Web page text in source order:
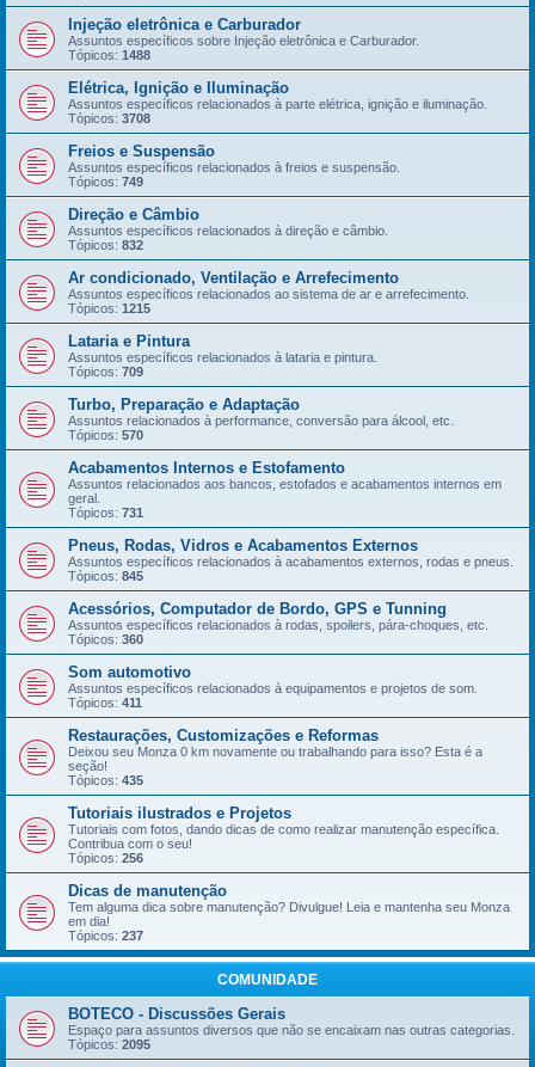
Injeção eletrônica e Carburador
Assuntos específicos sobre Injeção eletrônica e Carburador.
Tópicos: 1488
Elétrica, Ignição e Iluminação
Assuntos específicos relacionados à parte elétrica, ignição e iluminação.
Tópicos: 3708
Freios e Suspensão
Assuntos específicos relacionados à freios e suspensão.
Tópicos: 749
Direção e Câmbio
Assuntos específicos relacionados à direção e câmbio.
Tópicos: 832
Ar condicionado, Ventilação e Arrefecimento
Assuntos específicos relacionados ao sistema de ar e arrefecimento.
Tópicos: 1215
Lataria e Pintura
Assuntos específicos relacionados à lataria e pintura.
Tópicos: 709
Turbo, Preparação e Adaptação
Assuntos relacionados à performance, conversão para álcool, etc.
Tópicos: 570
Acabamentos Internos e Estofamento
Assuntos relacionados aos bancos, estofados e acabamentos internos em
geral.
Tópicos: 731
Pneus, Rodas, Vidros e Acabamentos Externos
Assuntos específicos relacionados à acabamentos externos, rodas e pneus.
Tópicos: 845
Acessórios, Computador de Bordo, GPS e Tunning
Assuntos específicos relacionados à rodas, spoilers, pára-choques, etc.
Tópicos: 360
Som automotivo
Assuntos específicos relacionados à equipamentos e projetos de som.
Tópicos: 411
Restaurações, Customizações e Reformas
Deixou seu Monza 0 km novamente ou trabalhando para isso? Esta é a
seção!
Tópicos: 435
Tutoriais ilustrados e Projetos
Tutoriais com fotos, dando dicas de como realizar manutenção específica.
Contribua com o seu!
Tópicos: 256
Dicas de manutenção
Tem alguma dica sobre manutenção? Divulgue! Leia e mantenha seu Monza
em dia!
Tópicos: 237
COMUNIDADE
BOTECO - Discussões Gerais
Espaço para assuntos diversos que não se encaixam nas outras categorias.
Tópicos: 2095